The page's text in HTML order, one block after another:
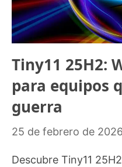
Tiny11 25H2:
para equipos
guerra
25 de febrero de 2026
Descubre Tiny11